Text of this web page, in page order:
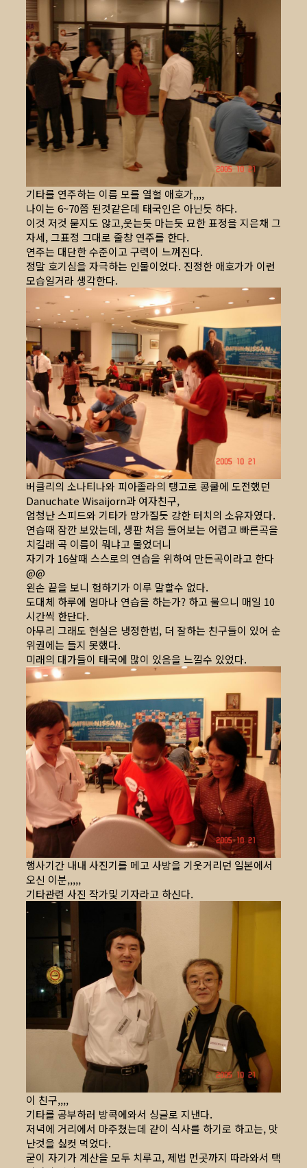
기타를 연주하는 이름 모를 열혈 애호가,,,,
나이는 6~70쯤 된것같은데 태국인은 아닌듯 하다.
이것 저것 묻지도 않고,웃는듯 마는듯 묘한 표정을 지은채 그
자세, 그표정 그대로 줄창 연주를 한다.
연주는 대단한 수준이고 구력이 느껴진다.
정말 호기심을 자극하는 인물이었다. 진정한 애호가가 이런
모습일거라 생각한다.
버클리의 소나티나와 피아졸라의 탱고로 콩쿨에 도전했던
Danuchate Wisaijorn과 여자친구,
엄청난 스피드와 기타가 망가질듯 강한 터치의 소유자였다.
연습때 잠깐 보았는데, 생판 처음 들어보는 어렵고 빠른곡을
치길래 곡 이름이 뭐냐고 물었더니
자기가 16살때 스스로의 연습을 위하여 만든곡이라고 한다
@@
왼손 끝을 보니 험하기가 이루 말할수 없다.
도대체 하루에 얼마나 연습을 하는가? 하고 물으니 매일 10
시간씩 한단다.
아무리 그래도 현실은 냉정한법, 더 잘하는 친구들이 있어 순
위권에는 들지 못했다.
미래의 대가들이 태국에 많이 있음을 느낄수 있었다.
행사기간 내내 사진기를 메고 사방을 기웃거리던 일본에서
오신 이분,,,,,
기타관련 사진 작가및 기자라고 하신다.
이 친구,,,,
기타를 공부하러 방콕에와서 싱글로 지낸다.
저녁에 거리에서 마주쳤는데 같이 식사를 하기로 하고는, 맛
난것을 싫컷 먹었다.
굳이 자기가 계산을 모두 치루고, 제법 먼곳까지 따라와서 택